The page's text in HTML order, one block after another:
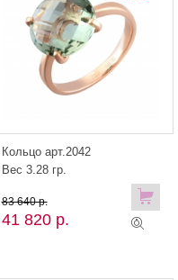
Кольцо арт.2042
Вес 3.28 гр.
41 820 р.
83 640 р.